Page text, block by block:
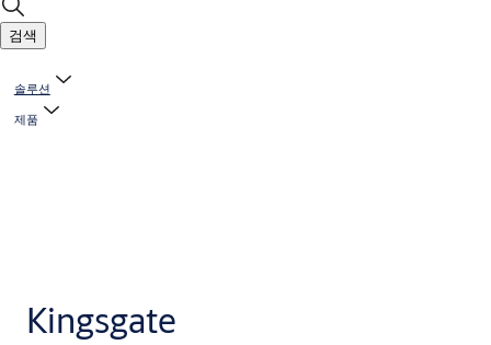
검색
솔루션
제품
Kingsgate